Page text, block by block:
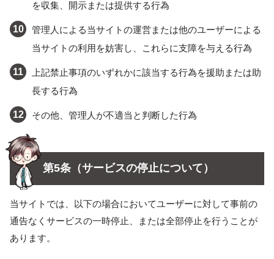
を収集、開示または提供する行為
管理人による当サイトの運営または他のユーザーによる
当サイトの利用を妨害し、これらに支障を与える行為
上記禁止事項のいずれかに該当する行為を援助または助
長する行為
その他、管理人が不適当と判断した行為
第5条（サービスの停止について）
当サイトでは、以下の場合においてユーザーに対して事前の
通告なくサービスの一時停止、または全部停止を行うことが
あります。